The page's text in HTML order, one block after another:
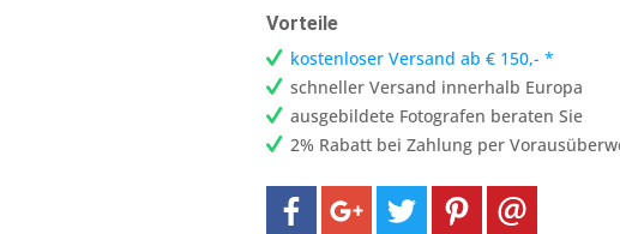
Vorteile
kostenloser Versand ab € 150,- *
schneller Versand innerhalb Europa
ausgebildete Fotografen beraten Sie
2% Rabatt bei Zahlung per